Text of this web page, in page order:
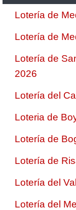
Lotería de
Lotería de
Lotería de
2026
Lotería del
Loteria de
Lotería de
Lotería de
Lotería del
Lotería del